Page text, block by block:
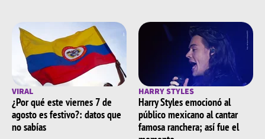
VIRAL
¿Por qué este viernes 7 de
agosto es festivo?: datos que
no sabías
HARRY STYLES
Harry Styles emocionó al
público mexicano al cantar
famosa ranchera; así fue el